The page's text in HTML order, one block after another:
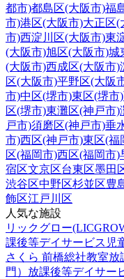
都市)都島区(大阪市)福
市)港区(大阪市)大正区(
市)西淀川区(大阪市)東
(大阪市)旭区(大阪市)城
(大阪市)西成区(大阪市)
区(大阪市)平野区(大阪
市)中区(堺市)東区(堺市)
区(堺市)東灘区(神戸市)
戸市)須磨区(神戸市)垂
市)西区(神戸市)東区(福
区(福岡市)西区(福岡市)
宿区文京区台東区墨田
渋谷区中野区杉並区豊
飾区江戸川区
人気な施設
リックグロー
課後等デイサービス 児
さくら 前橋総社教室放
門） 放課後等デイサー